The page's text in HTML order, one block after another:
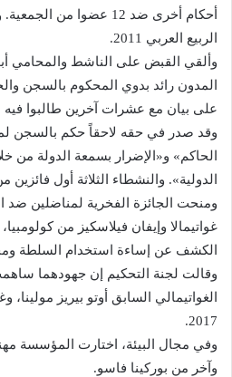
أحكام أخرى ضد 12 عضوا
الربيع العربي 2011.
وألقي القبض على الناشط والمحامي
على بيان مع عشرات آخرين طالبوا فيه
الحاكم» و«الإضرار بسمعة الدولة من
الدولية». والنشطاء الثلاثة أول فائزين
ومنحت الجائزة الفخرية لمناضلين ضد
غواتيمالا وإيفان فيلاسكيز من
الكشف عن إساءة استخدام السلطة
وقالت لجنة التحكيم إن جهودهما
الغواتيمالي السابق أوتو بيريز
2017.
وفي مجال البيئة، اختارت المؤسسة
وآخر من بوركينا فاسو.